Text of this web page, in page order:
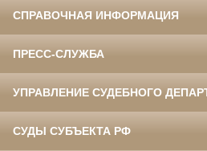
СПРАВОЧНАЯ ИНФОРМАЦИЯ
ПРЕСС-СЛУЖБА
УПРАВЛЕНИЕ СУДЕБНОГО
СУДЫ СУБЪЕКТА РФ